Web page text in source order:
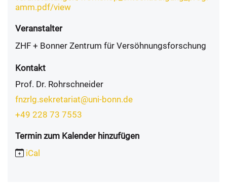
amm.pdf/view
Veranstalter
ZHF + Bonner Zentrum für Versöhnungsforschung
Kontakt
Prof. Dr. Rohrschneider
fnzrlg.sekretariat@uni-bonn.de
+49 228 73 7553
Termin zum Kalender hinzufügen
iCal